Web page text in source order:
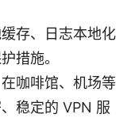
存、日志本地化
措施。
咖啡馆、机场等
稳定的 VPN 服